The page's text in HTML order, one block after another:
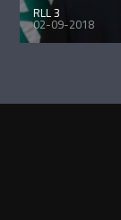
RLL 3
02-09-2018